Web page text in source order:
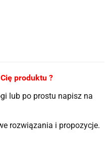
produktu ?
lub po prostu napisz na
rozwiązania i propozycje.